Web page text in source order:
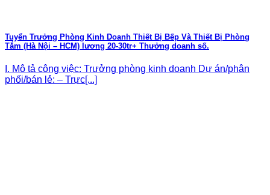
Tuyển Trưởng Phòng Kinh Doanh Thiết Bị Bếp Và Thiết Bị Phòng
Tắm (Hà Nội – HCM) lương 20-30tr+ Thưởng doanh số.
I. Mô tả công việc: Trưởng phòng kinh doanh Dự án/phân
phối/bán lẻ: – Trực[...]